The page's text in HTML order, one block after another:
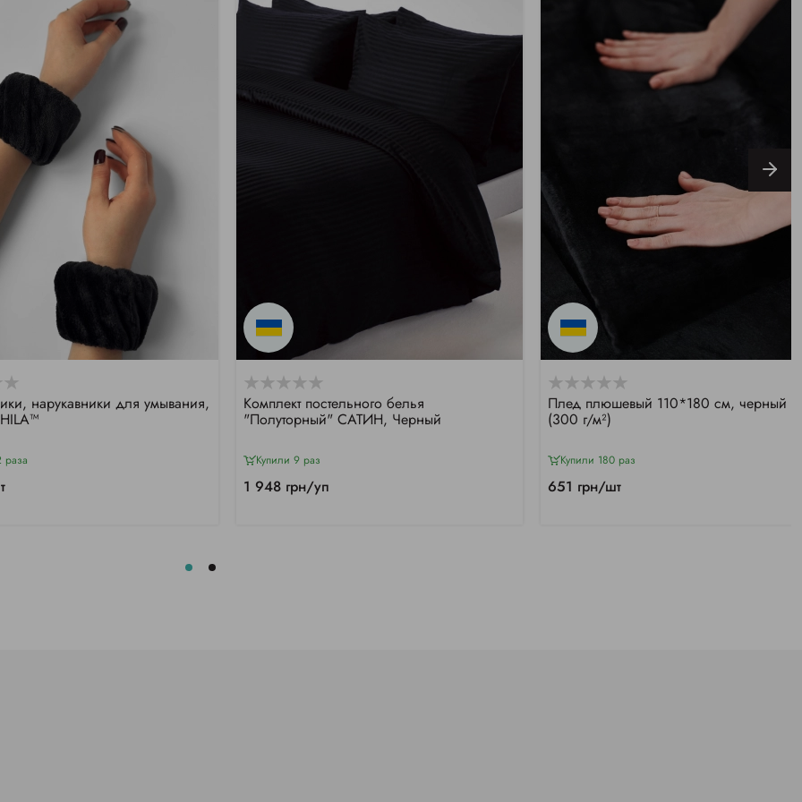
нарукавники для умывания,
раза
Комплект постельного белья
"Полуторный" САТИН, Черный
Купили 9 раз
1 948 грн/уп
Плед плюшевый 110*180 см, черный
(300 г/м²)
Купили 180 раз
651 грн/шт